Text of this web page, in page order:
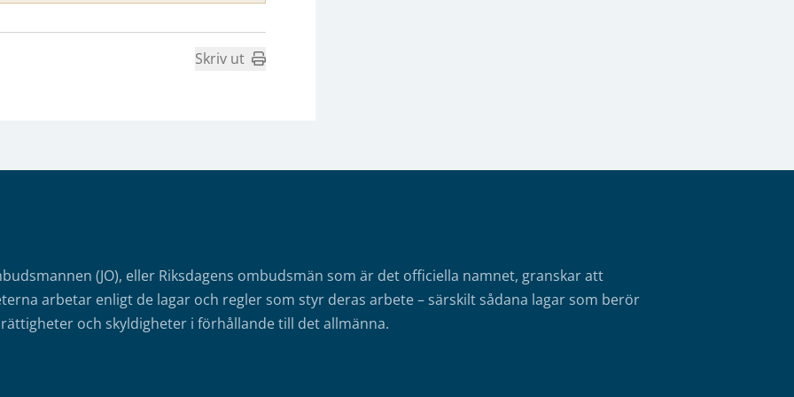
Skriv ut
(JO), eller Riksdagens ombudsmän som är det officiella namnet, granskar att
arbetar enligt de lagar och regler som styr deras arbete – särskilt sådana lagar som berör
och skyldigheter i förhållande till det allmänna.